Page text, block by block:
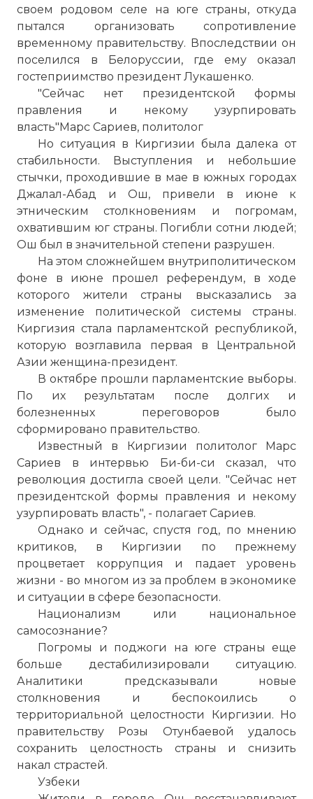
своем родовом селе на юге страны, откуда
пытался организовать сопротивление
временному правительству. Впоследствии он
поселился в Белоруссии, где ему оказал
гостеприимство президент Лукашенко.
"Сейчас нет президентской формы
правления и некому узурпировать
власть"Марс Сариев, политолог
Но ситуация в Киргизии была далека от
стабильности. Выступления и небольшие
стычки, проходившие в мае в южных городах
Джалал-Абад и Ош, привели в июне к
этническим столкновениям и погромам,
охватившим юг страны. Погибли сотни людей;
Ош был в значительной степени разрушен.
На этом сложнейшем внутриполитическом
фоне в июне прошел референдум, в ходе
которого жители страны высказались за
изменение политической системы страны.
Киргизия стала парламентской республикой,
которую возглавила первая в Центральной
Азии женщина-президент.
В октябре прошли парламентские выборы.
По их результатам после долгих и
болезненных переговоров было
сформировано правительство.
Известный в Киргизии политолог Марс
Сариев в интервью Би-би-си сказал, что
революция достигла своей цели. "Сейчас нет
президентской формы правления и некому
узурпировать власть", - полагает Сариев.
Однако и сейчас, спустя год, по мнению
критиков, в Киргизии по прежнему
процветает коррупция и падает уровень
жизни - во многом из за проблем в экономике
и ситуации в сфере безопасности.
Национализм или национальное
самосознание?
Погромы и поджоги на юге страны еще
больше дестабилизировали ситуацию.
Аналитики предсказывали новые
столкновения и беспокоились о
территориальной целостности Киргизии. Но
правительству Розы Отунбаевой удалось
сохранить целостность страны и снизить
накал страстей.
Узбеки